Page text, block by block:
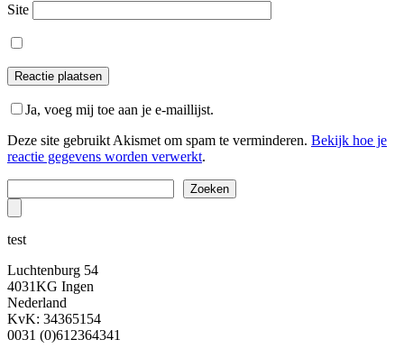
Site
Ja, voeg mij toe aan je e-maillijst.
Deze site gebruikt Akismet om spam te verminderen. Bekijk hoe je
reactie gegevens worden verwerkt.
Zoeken
test
Luchtenburg 54
4031KG Ingen
Nederland
KvK: 34365154
0031 (0)612364341